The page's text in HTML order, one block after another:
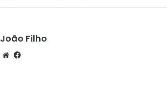
João Filho
We